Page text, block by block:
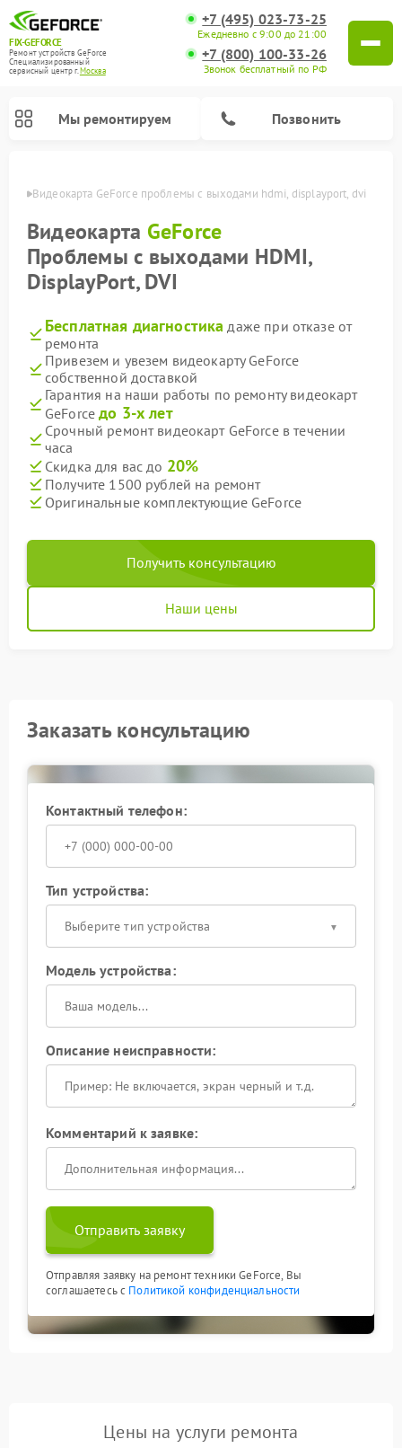
FIX-GEFORCE
Ремонт устройств GeForce
Специализированный
cервисный центр г.Москва
+7 (495) 023-73-25
Ежедневно с 9:00 до 21:00
+7 (800) 100-33-26
Звонок бесплатный по РФ
Мы ремонтируем Позвонить
Видеокарта GeForce проблемы с выходами hdmi, displayport, dvi
Видеокарта GeForce
Проблемы с выходами HDMI,
DisplayPort, DVI
Бесплатная диагностика даже при отказе от
ремонта
Привезем и увезем видеокарту GeForce
собственной доставкой
Гарантия на наши работы по ремонту видеокарт
GeForceдо 3-х лет
Срочный ремонт видеокарт GeForce в течении
часа
Скидка для вас до 20%
Получите 1500 рублей на ремонт
Оригинальные комплектующие GeForce
Получить консультацию
Наши цены
Заказать консультацию
Контактный телефон:
Тип устройства:
Выберите тип устройства
Модель устройства:
Описание неисправности:
Комментарий к заявке:
Отправить заявку
Отправляя заявку на ремонт техники GeForce, Вы
соглашаетесь с Политикой конфиденциальности
Цены на услуги ремонта